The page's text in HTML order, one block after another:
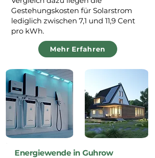
Gestehungskosten für Solarstrom
lediglich zwischen 7,1 und 11,9 Cent
pro kWh.
Mehr Erfahren
Energiewende in Guhrow